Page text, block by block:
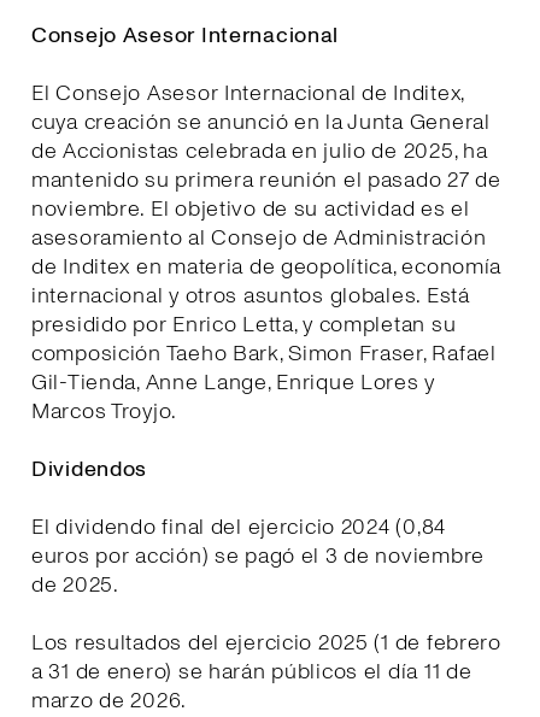
Consejo Asesor Internacional
El Consejo Asesor Internacional de Inditex,
cuya creación se anunció en la Junta General
de Accionistas celebrada en julio de 2025, ha
mantenido su primera reunión el pasado 27 de
noviembre. El objetivo de su actividad es el
asesoramiento al Consejo de Administración
de Inditex en materia de geopolítica, economía
internacional y otros asuntos globales. Está
presidido por Enrico Letta, y completan su
composición Taeho Bark, Simon Fraser, Rafael
Gil-Tienda, Anne Lange, Enrique Lores y
Marcos Troyjo.
Dividendos
El dividendo final del ejercicio 2024 (0,84
euros por acción) se pagó el 3 de noviembre
de 2025.
Los resultados del ejercicio 2025 (1 de febrero
a 31 de enero) se harán públicos el día 11 de
marzo de 2026.